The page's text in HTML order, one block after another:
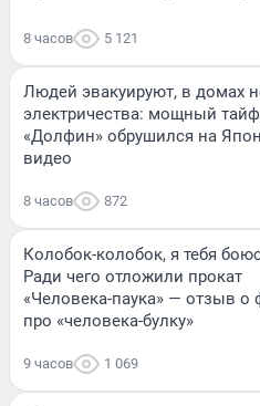
8 часов 5 121
Людей эвакуируют, в домах
электричества: мощный
«Долфин» обрушился на
видео
8 часов 872
Колобок-колобок, я тебя
Ради чего отложили прокат
«Человека-паука» — отзыв о
про «человека-булку»
9 часов 1 069